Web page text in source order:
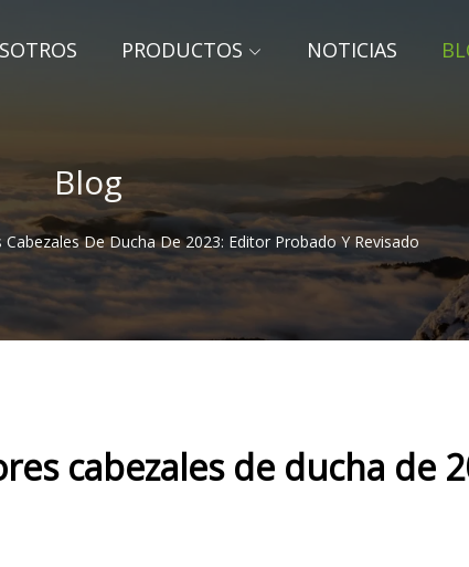
PRODUCTOS NOTICIAS
Blog
De Ducha De 2023: Editor Probado Y Revisado
cabezales de ducha de